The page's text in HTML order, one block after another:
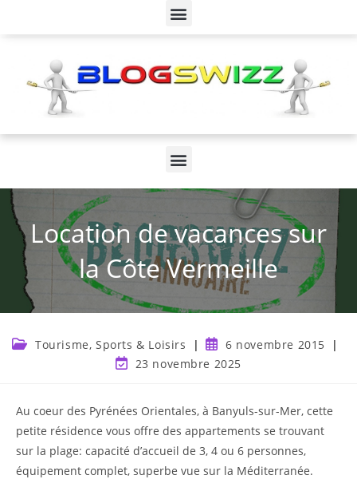
Location de vacances sur
la Côte Vermeille
Tourisme, Sports & Loisirs
6 novembre 2015
23 novembre 2025
Au coeur des Pyrénées Orientales, à Banyuls-sur-Mer, cette
petite résidence vous offre des appartements se trouvant
sur la plage: capacité d’accueil de 3, 4 ou 6 personnes,
équipement complet, superbe vue sur la Méditerranée.